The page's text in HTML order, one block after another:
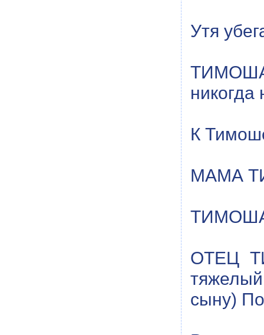
Утя
никогда
К
МАМА
ОТЕЦ
сыну)